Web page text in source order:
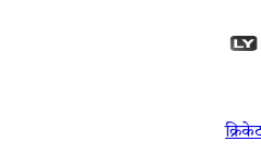
क्रिकेट